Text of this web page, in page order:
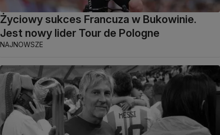
Życiowy sukces Francuza w Bukowinie.
Jest nowy lider Tour de Pologne
NAJNOWSZE